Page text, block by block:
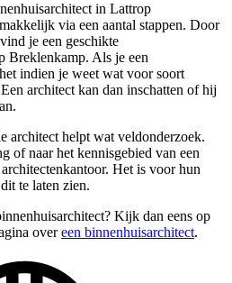
in Lattrop
via een aantal stappen. Door
je een geschikte
Breklenkamp. Als je een
indien je weet wat voor soort
architect kan dan inschatten of hij
architect helpt wat veldonderzoek.
of naar het kennisgebied van een
Het is voor hun
te laten zien.
Kijk dan eens op
overeen binnenhuisarchitect.